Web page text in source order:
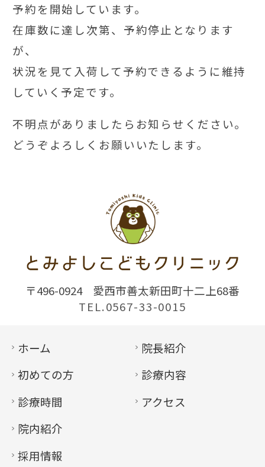
予約を開始しています。
在庫数に達し次第、予約停止となります
が、
状況を見て入荷して予約できるように維持
していく予定です。
不明点がありましたらお知らせください。
どうぞよろしくお願いいたします。
〒496-0924
愛西市善太新田町十二上68番
TEL.0567-33-0015
ホーム
院長紹介
初めての方
診療内容
診療時間
アクセス
院内紹介
採用情報